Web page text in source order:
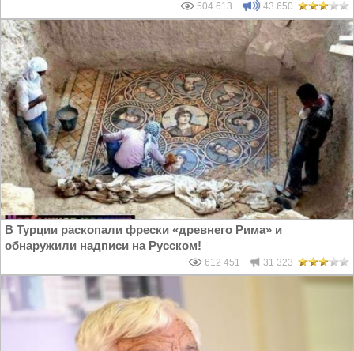
504 613 43 650
В Турции раскопали фрески «древнего Рима» и
обнаружили надписи на Русском!
612 451 31 323